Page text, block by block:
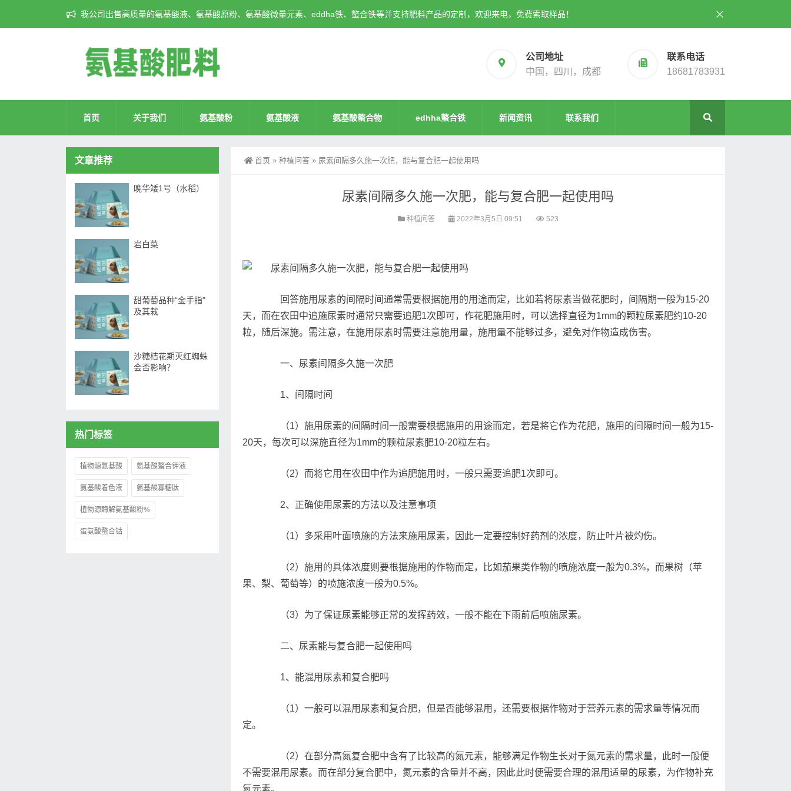
我公司出售高质量的氨基酸液、氨基酸原粉、氨基酸微量元素、eddha铁、螯合铁等并支持肥料产品的定制，欢迎来电，免费索取样品！
公司地址
中国，四川，成都
联系电话
18681783931
首页 关于我们 氨基酸粉 氨基酸液 氨基酸螯合物 edhha螯合铁 新闻资讯 联系我们
首页 » 种植问答 » 尿素间隔多久施一次肥，能与复合肥一起使用吗
尿素间隔多久施一次肥，能与复合肥一起使用吗
种植问答 2022年3月5日 09:51 523
回答施用尿素的间隔时间通常需要根据施用的用途而定，比如若将尿素当做花肥时，间隔期一般为15-20
天，而在农田中追施尿素时通常只需要追肥1次即可，作花肥施用时，可以选择直径为1mm的颗粒尿素肥约10-20
粒，随后深施。需注意，在施用尿素时需要注意施用量，施用量不能够过多，避免对作物造成伤害。
一、尿素间隔多久施一次肥
1、间隔时间
（1）施用尿素的间隔时间一般需要根据施用的用途而定，若是将它作为花肥，施用的间隔时间一般为15-
20天，每次可以深施直径为1mm的颗粒尿素肥10-20粒左右。
（2）而将它用在农田中作为追肥施用时，一般只需要追肥1次即可。
2、正确使用尿素的方法以及注意事项
（1）多采用叶面喷施的方法来施用尿素，因此一定要控制好药剂的浓度，防止叶片被灼伤。
（2）施用的具体浓度则要根据施用的作物而定，比如茄果类作物的喷施浓度一般为0.3%，而果树（苹
果、梨、葡萄等）的喷施浓度一般为0.5%。
（3）为了保证尿素能够正常的发挥药效，一般不能在下雨前后喷施尿素。
二、尿素能与复合肥一起使用吗
1、能混用尿素和复合肥吗
（1）一般可以混用尿素和复合肥，但是否能够混用，还需要根据作物对于营养元素的需求量等情况而
定。
（2）在部分高氮复合肥中含有了比较高的氮元素，能够满足作物生长对于氮元素的需求量，此时一般便
不需要混用尿素。而在部分复合肥中，氮元素的含量并不高，因此此时便需要合理的混用适量的尿素，为作物补充
氮元素。
文章推荐
晚华矮1号（水稻）
岩白菜
甜葡萄品种“金手指”
及其栽
沙糖桔花期灭红蜘蛛
会否影响？
热门标签
植物源氨基酸 氨基酸螯合钾液
氨基酸着色液 氨基酸寡糖肽
植物源酶解氨基酸粉%
蛋氨酸螯合钴